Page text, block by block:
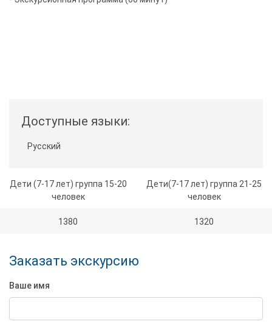
Доступные языки:
Русский
Дети (7-17 лет) группа 15-20
человек
Дети(7-17 лет) группа 21-25
человек
1380 1320
Заказать экскурсию
Ваше имя